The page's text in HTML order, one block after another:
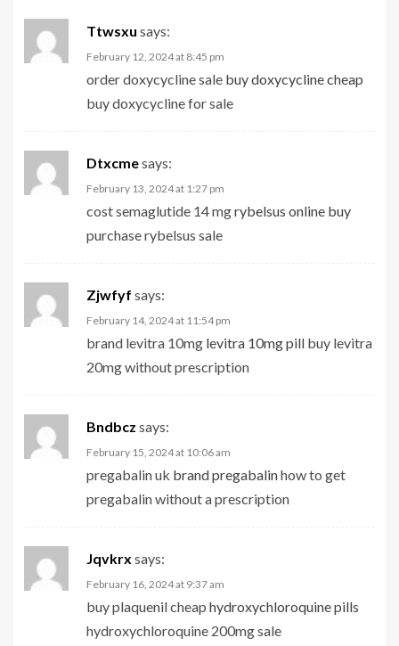
Ttwsxu says:
February 12, 2024 at 8:45 pm
order doxycycline sale buy doxycycline cheap
buy doxycycline for sale
Dtxcmesays:
February 13, 2024 at 1:27 pm
cost semaglutide 14 mgrybelsus online buy
purchase rybelsus sale
Zjwfyf says:
February 14, 2024 at 11:54 pm
brand levitra 10mg levitra 10mg pill buy levitra
20mg without prescription
Bndbcz says:
February 15, 2024 at 10:06 am
pregabalin uk brand pregabalinhow to get
pregabalin without a prescription
Jqvkrx says:
February 16, 2024 at 9:37 am
buy plaquenil cheap hydroxychloroquine pills
hydroxychloroquine 200mg sale